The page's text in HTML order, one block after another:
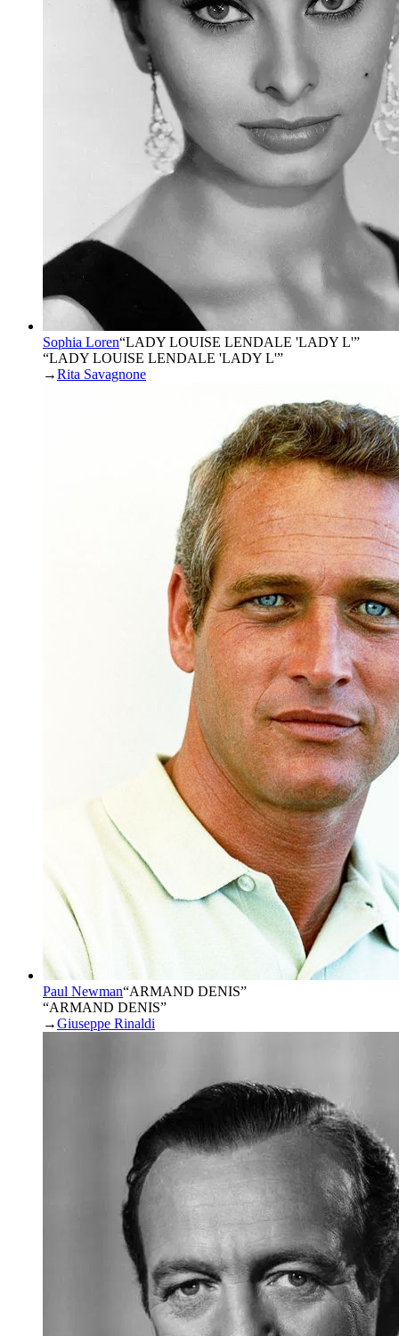
Sophia Loren“LADY LOUISE LENDALE 'LADY L'”
“LADY LOUISE LENDALE 'LADY L'”
→Rita Savagnone
Paul Newman“ARMAND DENIS”
“ARMAND DENIS”
→Giuseppe Rinaldi